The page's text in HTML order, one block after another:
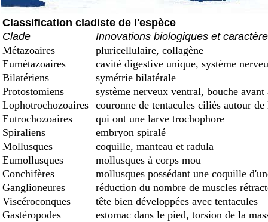
Classification cladiste de l'espèce
Clade
Innovations biologiques et
Métazoaires
pluricellulaire, collagène
Eumétazoaires
cavité digestive unique, système
Bilatériens
symétrie bilatérale
Protostomiens
système nerveux ventral, bouche avant
Lophotrochozoaires couronne de tentacules ciliés autour de
Eutrochozoaires
qui ont une larve trochophore
Spiraliens
embryon spiralé
Mollusques
coquille, manteau et radula
Eumollusques
mollusques à corps mou
Conchifères
mollusques possédant une coquille
Ganglioneures
réduction du nombre de muscles
Viscéroconques
tête bien développées avec tentacules
Gastéropodes
estomac dans le pied, torsion de la